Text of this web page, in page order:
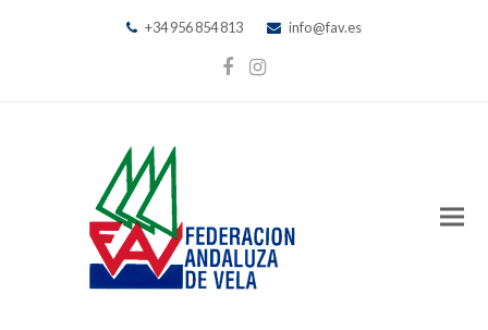
+34 956 854 813 info@fav.es
Facebook
Instagram